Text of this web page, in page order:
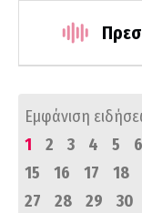
Εμφάνιση
1
2 3 4 5 6
15
16 17 18
27
28 29 30